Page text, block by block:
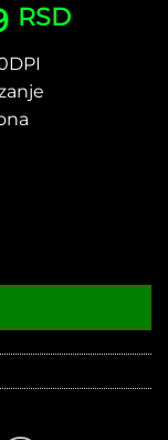
RSD
edition količina